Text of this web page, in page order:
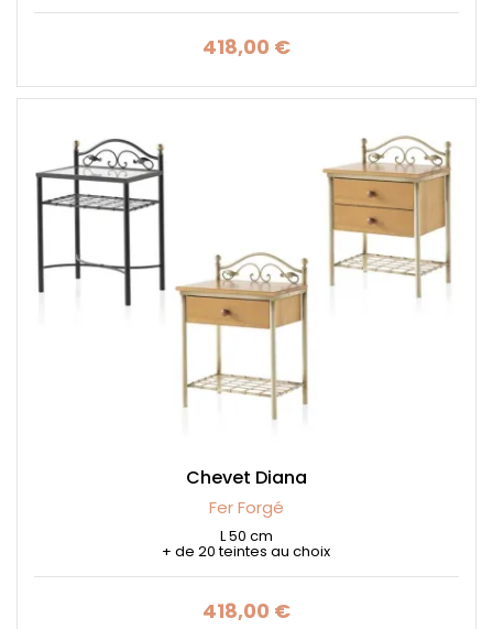
Prix
418,00 €
Chevet Diana
Fer Forgé
L 50 cm
+ de 20 teintes au choix
Prix
418,00 €